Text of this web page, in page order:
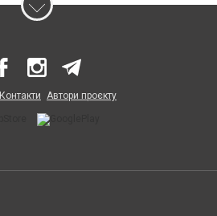
Контакти Автори проєкту